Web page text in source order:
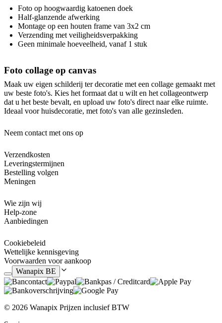
Foto op hoogwaardig katoenen doek
Half-glanzende afwerking
Montage op een houten frame van 3x2 cm
Verzending met veiligheidsverpakking
Geen minimale hoeveelheid, vanaf 1 stuk
Foto collage op canvas
Maak uw eigen schilderij ter decoratie met een collage gemaakt met
uw beste foto's. Kies het formaat dat u wilt en het collageontwerp
dat u het beste bevalt, en upload uw foto's direct naar elke ruimte.
Ideaal voor huisdecoratie, met foto's van alle gezinsleden.
Neem contact met ons op
Verzendkosten
Leveringstermijnen
Bestelling volgen
Meningen
Wie zijn wij
Help-zone
Aanbiedingen
Cookiebeleid
Wettelijke kennisgeving
Voorwaarden voor aankoop
Wanapix BE
© 2026 Wanapix Prijzen inclusief BTW